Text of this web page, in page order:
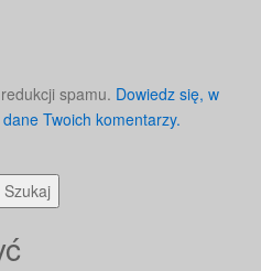
spamu. Dowiedz się, w
Twoich komentarzy.
Szukaj